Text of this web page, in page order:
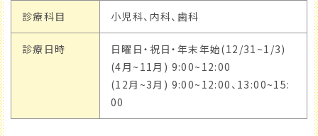
診療科目 小児科、内科、歯科
診療日時
日曜日・祝日・年末年始(12/31~1/3)
(4月~11月) 9:00~12:00
(12月~3月) 9:00~12:00、13:00~15:
00